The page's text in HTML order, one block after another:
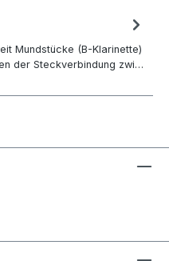
Mundstücke (B-Klarinette)
der Steckverbindung zwi…